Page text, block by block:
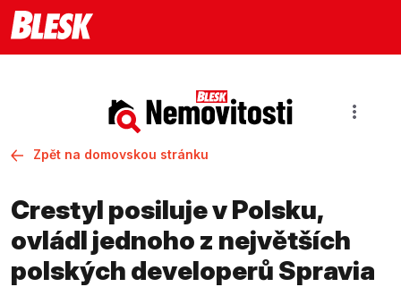
Zpět na domovskou stránku
Crestyl posiluje v Polsku,
ovládl jednoho z největších
polských developerů Spravia